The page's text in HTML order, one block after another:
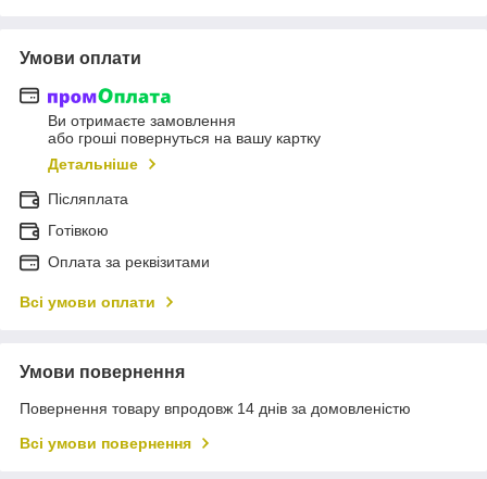
Умови оплати
Ви отримаєте замовлення
або гроші повернуться на вашу картку
Детальніше
Післяплата
Готівкою
Оплата за реквізитами
Всі умови оплати
Умови повернення
Повернення товару впродовж 14 днів за домовленістю
Всі умови повернення